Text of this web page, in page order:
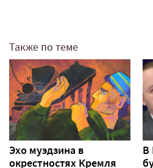
Также по теме
Эхо муэдзина в
окрестностях Кремля
В